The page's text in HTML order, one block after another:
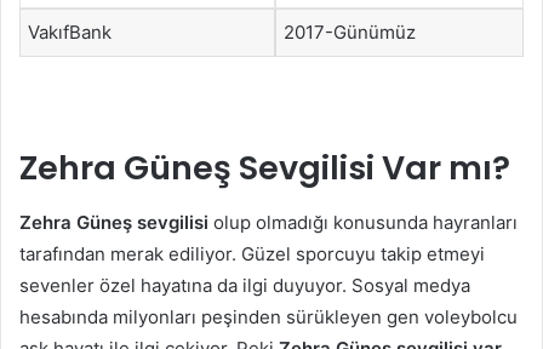
VakıfBank 2017-Günümüz
Zehra Güneş Sevgilisi Var mı?
Zehra Güneş sevgilisi olup olmadığı konusunda hayranları
tarafından merak ediliyor. Güzel sporcuyu takip etmeyi
sevenler özel hayatına da ilgi duyuyor. Sosyal medya
hesabında milyonları peşinden sürükleyen gen voleybolcu